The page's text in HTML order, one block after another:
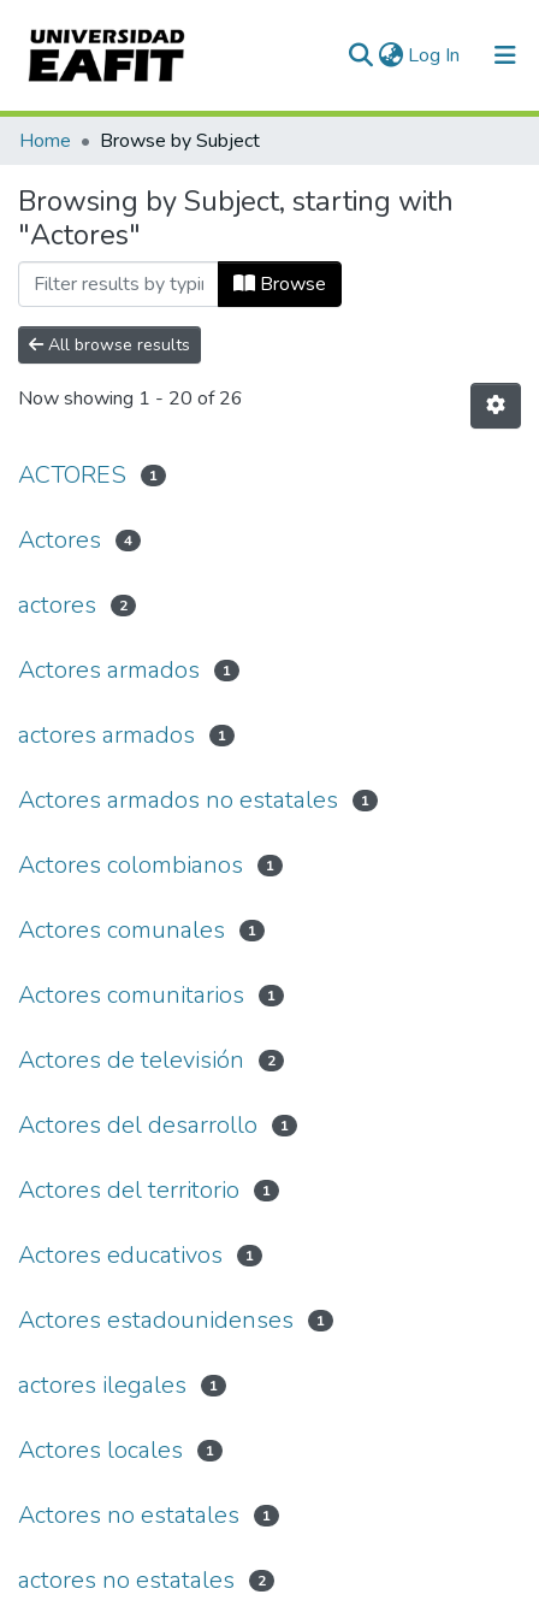
Log In (current)
Communities & Collections
All of DSpace
Home Browse by Subject
Browsing by Subject, starting with
"Actores"
Browse
All browse results
Now showing 1 - 20 of 26
ACTORES 1
Actores 4
actores 2
Actores armados 1
actores armados 1
Actores armados no estatales 1
Actores colombianos 1
Actores comunales 1
Actores comunitarios 1
Actores de televisión 2
Actores del desarrollo 1
Actores del territorio 1
Actores educativos 1
Actores estadounidenses 1
actores ilegales 1
Actores locales 1
Actores no estatales 1
actores no estatales 2